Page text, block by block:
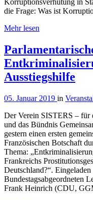
Korruptionsverhütung in
die Frage: Was ist
Mehr lesen
Ausstiegshilfe
05. Januar 2019 in
Der Verein SISTERS – für
und das Bündnis
gestern einen ersten
Französischen Botschaft
Thema:
Frankreichs
Deutschland?“.
Bundestagsabgeordneten
Frank Heinrich (CDU,